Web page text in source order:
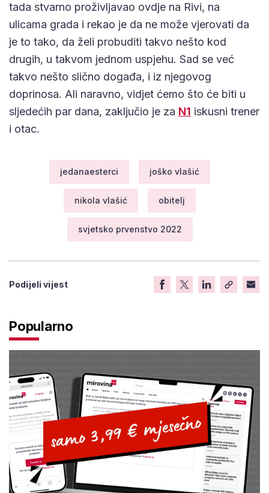
tada stvarno proživljavao ovdje na Rivi, na
ulicama grada i rekao je da ne može vjerovati da
je to tako, da želi probuditi takvo nešto kod
drugih, u takvom jednom uspjehu. Sad se već
takvo nešto slično događa, i iz njegovog
doprinosa. Ali naravno, vidjet ćemo što će biti u
sljedećih par dana, zaključio je za N1 iskusni trener
i otac.
jedanaesterci joško vlašić
nikola vlašić obitelj
svjetsko prvenstvo 2022
Podijeli vijest
Popularno